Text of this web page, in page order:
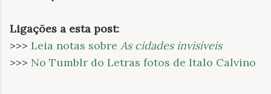
Ligações a esta post:
>>> Leia notas sobre As cidades invisíveis
>>> No Tumblr do Letras fotos de Italo Calvino